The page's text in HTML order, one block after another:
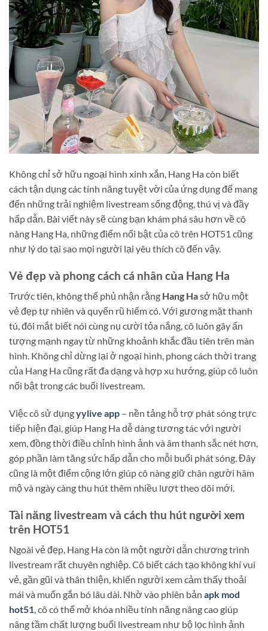
Không chỉ sở hữu ngoại hình xinh xắn, Hang Ha còn biết
cách tận dụng các tính năng tuyệt vời của ứng dụng để mang
đến những trải nghiệm livestream sống động, thú vị và đầy
hấp dẫn. Bài viết này sẽ cùng bạn khám phá sâu hơn về cô
nàng Hang Ha, những điểm nổi bật của cô trên HOT51 cũng
như lý do tại sao mọi người lại yêu thích cô đến vậy.
Vẻ đẹp và phong cách cá nhân của Hang Ha
Trước tiên, không thể phủ nhận rằng Hang Hasở hữu một
vẻ đẹp tự nhiên và quyến rũ hiếm có. Với gương mặt thanh
tú, đôi mắt biết nói cùng nụ cười tỏa nắng, cô luôn gây ấn
tượng mạnh ngay từ những khoảnh khắc đầu tiên trên màn
hình. Không chỉ dừng lại ở ngoại hình, phong cách thời trang
của Hang Ha cũng rất đa dạng và hợp xu hướng, giúp cô luôn
nổi bật trong các buổi livestream.
Việc cô sử dụngyylive app – nền tảng hỗ trợ phát sóng trực
tiếp hiện đại, giúp Hang Ha dễ dàng tương tác với người
xem, đồng thời điều chỉnh hình ảnh và âm thanh sắc nét hơn,
góp phần làm tăng sức hấp dẫn cho mỗi buổi phát sóng. Đây
cũng là một điểm cộng lớn giúp cô nàng giữ chân người hâm
mộ và ngày càng thu hút thêm nhiều lượt theo dõi mới.
Tài năng livestream và cách thu hút người xem
trên HOT51
Ngoài vẻ đẹp, Hang Ha còn là một người dẫn chương trình
livestream rất chuyên nghiệp. Cô biết cách tạo không khí vui
vẻ, gần gũi và thân thiện, khiến người xem cảm thấy thoải
mái và muốn gắn bó lâu dài. Nhờ vào phiên bản apk mod
hot51, cô có thể mở khóa nhiều tính năng nâng cao giúp
nâng tầm chất lượng buổi livestream như bộ lọc hình ảnh